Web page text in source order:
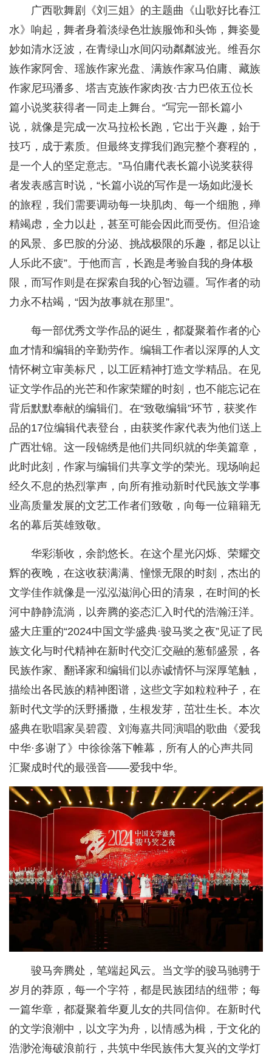
广西歌舞剧《刘三姐》的主题曲《山歌好比春江
水》响起，舞者身着淡绿色壮族服饰和头饰，舞姿曼
妙如清水泛波，在青绿山水间闪动粼粼波光。维吾尔
族作家阿舍、瑶族作家光盘、满族作家马伯庸、藏族
作家尼玛潘多、塔吉克族作家肉孜·古力巴依五位长
篇小说奖获得者一同走上舞台。“写完一部长篇小
说，就像是完成一次马拉松长跑，它出于兴趣，始于
技巧，成于素质。但最终支撑我们跑完整个赛程的，
是一个人的坚定意志。”马伯庸代表长篇小说奖获得
者发表感言时说，“长篇小说的写作是一场如此漫长
的旅程，我们需要调动每一块肌肉、每一个细胞，殚
精竭虑，全力以赴，甚至可能会因此而受伤。但沿途
的风景、多巴胺的分泌、挑战极限的乐趣，都足以让
人乐此不疲”。于他而言，长跑是考验自我的身体极
限，而写作则是在探索自我的心智边疆。写作者的动
力永不枯竭，“因为故事就在那里”。
每一部优秀文学作品的诞生，都凝聚着作者的心
血才情和编辑的辛勤劳作。编辑工作者以深厚的人文
情怀树立审美标尺，以工匠精神打造文学精品。在见
证文学作品的光芒和作家荣耀的时刻，也不能忘记在
背后默默奉献的编辑们。在“致敬编辑”环节，获奖作
品的17位编辑代表登台，由获奖作家代表为他们送上
广西壮锦。这一段锦绣是他们共同织就的华美篇章，
此时此刻，作家与编辑们共享文学的荣光。现场响起
经久不息的热烈掌声，向所有推动新时代民族文学事
业高质量发展的文艺工作者们致敬，向每一位籍籍无
名的幕后英雄致敬。
华彩渐收，余韵悠长。在这个星光闪烁、荣耀交
辉的夜晚，在这收获满满、憧憬无限的时刻，杰出的
文学佳作就像是一泓泓滋润心田的清泉，在时间的长
河中静静流淌，以奔腾的姿态汇入时代的浩瀚汪洋。
盛大庄重的“2024中国文学盛典·骏马奖之夜”见证了民
族文化与时代精神在新时代交汇交融的葱郁盛景，各
民族作家、翻译家和编辑们以赤诚情怀与深厚笔触，
描绘出各民族的精神图谱，这些文字如粒粒种子，在
新时代文学的沃野播撒，生根发芽，茁壮生长。本次
盛典在歌唱家吴碧霞、刘海嘉共同演唱的歌曲《爱我
中华·多谢了》中徐徐落下帷幕，所有人的心声共同
汇聚成时代的最强音——爱我中华。
骏马奔腾处，笔端起风云。当文学的骏马驰骋于
岁月的莽原，每一个字符，都是民族团结的纽带；每
一篇华章，都凝聚着华夏儿女的共同信仰。在新时代
的文学浪潮中，以文字为舟，以情感为楫，于文化的
浩渺沧海破浪前行，共筑中华民族伟大复兴的文学灯